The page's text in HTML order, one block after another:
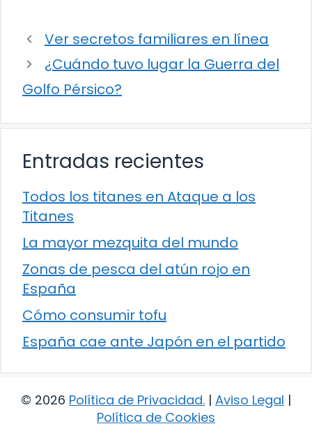
Ver secretos familiares en línea
¿Cuándo tuvo lugar la Guerra del
Golfo Pérsico?
Entradas recientes
Todos los titanes en Ataque a los
Titanes
La mayor mezquita del mundo
Zonas de pesca del atún rojo en
España
Cómo consumir tofu
España cae ante Japón en el partido
© 2026 Política de Privacidad. | Aviso Legal |
Política de Cookies